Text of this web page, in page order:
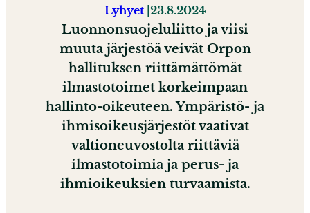
Lyhyet| 23.8.2024
Luonnonsuojeluliitto ja viisi
muuta järjestöä veivät Orpon
hallituksen riittämättömät
ilmastotoimet korkeimpaan
hallinto-oikeuteen. Ympäristö- ja
ihmisoikeusjärjestöt vaativat
valtioneuvostolta riittäviä
ilmastotoimia ja perus- ja
ihmioikeuksien turvaamista.